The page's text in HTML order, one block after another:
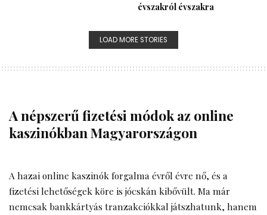
évszakról évszakra
LOAD MORE STORIES
A népszerű fizetési módok az online
kaszinókban Magyarországon
A hazai online kaszinók forgalma évről évre nő, és a
fizetési lehetőségek köre is jócskán kibővült. Ma már
nemcsak bankkártyás tranzakciókkal játszhatunk, hanem